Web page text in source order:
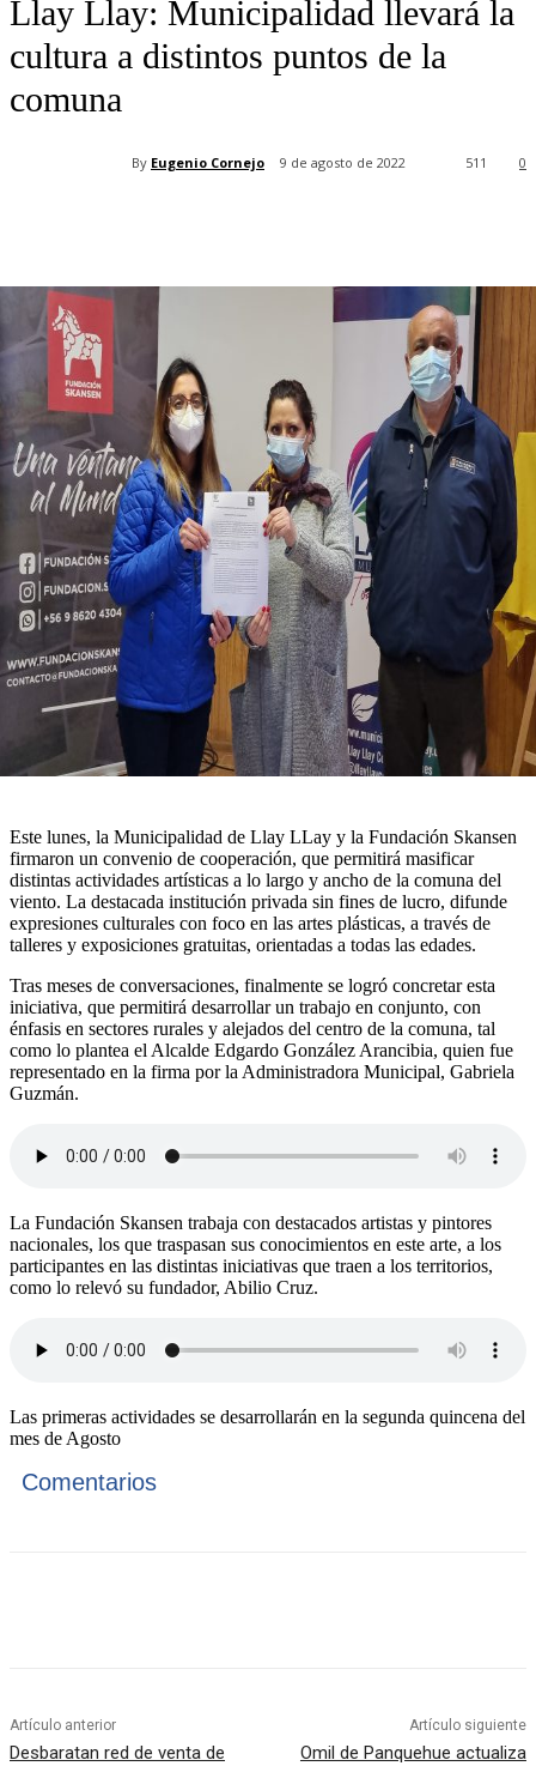
Llay Llay: Municipalidad llevará la
cultura a distintos puntos de la
comuna
By Eugenio Cornejo 9 de agosto de 2022 0
511
Este lunes, la Municipalidad de Llay LLay y la Fundación Skansen
firmaron un convenio de cooperación, que permitirá masificar
distintas actividades artísticas a lo largo y ancho de la comuna del
viento. La destacada institución privada sin fines de lucro, difunde
expresiones culturales con foco en las artes plásticas, a través de
talleres y exposiciones gratuitas, orientadas a todas las edades.
Tras meses de conversaciones, finalmente se logró concretar esta
iniciativa, que permitirá desarrollar un trabajo en conjunto, con
énfasis en sectores rurales y alejados del centro de la comuna, tal
como lo plantea el Alcalde Edgardo González Arancibia, quien fue
representado en la firma por la Administradora Municipal, Gabriela
Guzmán.
La Fundación Skansen trabaja con destacados artistas y pintores
nacionales, los que traspasan sus conocimientos en este arte, a los
participantes en las distintas iniciativas que traen a los territorios,
como lo relevó su fundador, Abilio Cruz.
Las primeras actividades se desarrollarán en la segunda quincena del
mes de Agosto
Comentarios
Artículo anterior
Desbaratan red de venta de
Artículo siguiente
Omil de Panquehue actualiza